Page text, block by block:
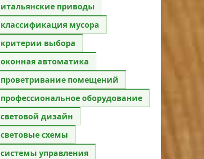
итальянские приводы
классификация мусора
критерии выбора
оконная автоматика
проветривание помещений
профессиональное оборудование
световой дизайн
световые схемы
системы управления